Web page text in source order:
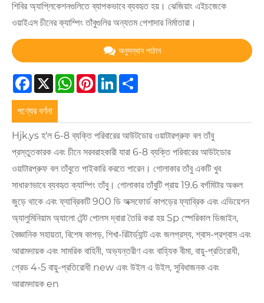
শিবির অ্যাপ্লিকেশনগুলিতে ব্যাপকভাবে ব্যবহৃত হয়। ঝেজিয়াং এইচজেকে
ওয়াইএস চীনের ক্যাম্পিং তাঁবুগুলির অন্যতম পেশাদার নির্মাতারা।
অনুসন্ধান পাঠান
Facebook
X WhatsApp
Pinterest
LinkedIn
পণ্যের বর্ণনা
Hjk.ys হ'ল 6-8 ব্যক্তি পরিবারের আউটডোর ওয়াটারপ্রুফ বল তাঁবু
প্রস্তুতকারক এবং চীনে সরবরাহকারী যারা 6-8 ব্যক্তি পরিবারের আউটডোর
ওয়াটারপ্রুফ বল তাঁবুতে পাইকারি করতে পারেন। গোলাকার তাঁবু একটি খুব
সাধারণভাবে ব্যবহৃত ক্যাম্পিং তাঁবু। গোলাকার তাঁবুটি প্রায় 19.6 বর্গমিটার অঞ্চল
জুড়ে থাকে এবং ফ্যাব্রিকটি 900 ডি অক্সফোর্ড কাপড়ের ফ্যাব্রিক এবং এভিয়েশন
অ্যালুমিনিয়াম অ্যালো টেন্ট পোলস দ্বারা তৈরি করা হয় Sp স্পেরিকাল ডিজাইন,
বৈজ্ঞানিক সহায়তা, বিশেষ কাপড়, শিখা-রিটার্ড্যান্ট এবং জলপ্রস্য, শ্বাস-প্রশ্বাস এবং
আরামদায়ক এবং সামরিক বাহিনী, অভ্যন্তরীণ এবং বাহ্যিক বীমা, বায়ু-প্রতিরোধী,
গ্রেড 4-5 বায়ু-প্রতিরোধী new এবং উইল এ উইল, সুবিধাজনক এবং
আরামদায়ক en